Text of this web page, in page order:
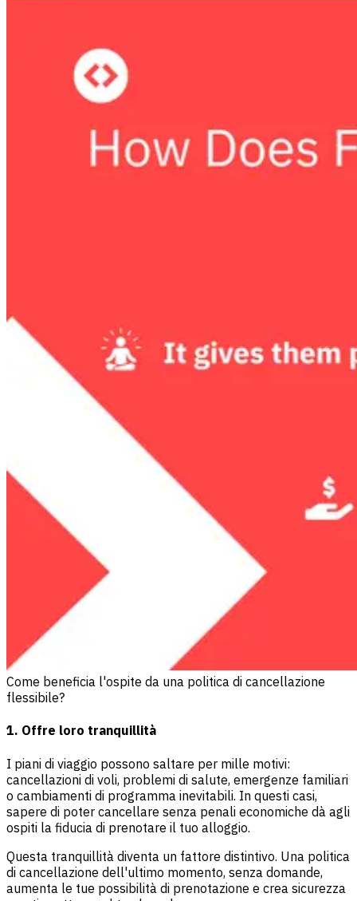
Come beneficia l'ospite da una politica di cancellazione
flessibile?
1. Offre loro tranquillità
I piani di viaggio possono saltare per mille motivi:
cancellazioni di voli, problemi di salute, emergenze familiari
o cambiamenti di programma inevitabili. In questi casi,
sapere di poter cancellare senza penali economiche dà agli
ospiti la fiducia di prenotare il tuo alloggio.
Questa tranquillità diventa un fattore distintivo. Una politica
di cancellazione dell'ultimo momento, senza domande,
aumenta le tue possibilità di prenotazione e crea sicurezza